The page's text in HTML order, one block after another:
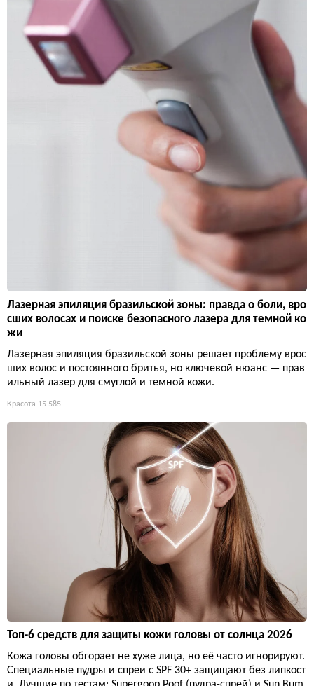
Лазерная эпиляция бразильской зоны: правда о боли, вро
сших волосах и поиске безопасного лазера для темной ко
жи
Лазерная эпиляция бразильской зоны решает проблему врос
ших волос и постоянного бритья, но ключевой нюанс — прав
ильный лазер для смуглой и темной кожи.
Красота 15 585
Топ-6 средств для защиты кожи головы от солнца 2026
Кожа головы обгорает не хуже лица, но её часто игнорируют.
Специальные пудры и спреи с SPF 30+ защищают без липкост